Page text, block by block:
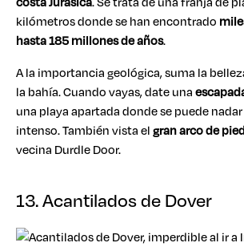
kilómetros donde se han encontrado
hasta 185 millones de años.
A la importancia geológica, suma la
la bahía. Cuando vayas, date una
una playa apartada donde se puede
intenso. También vista elgran arco de
vecina Durdle Door.
13. Acantilados de Dover